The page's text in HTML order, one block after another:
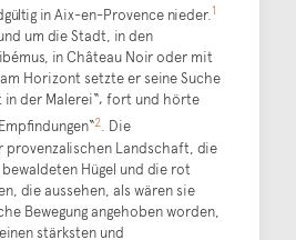
in Aix-en-Provence nieder.1
um die Stadt, in den
in Château Noir oder mit
Horizont setzte er seine Suche
der Malerei“‚ fort und hörte
2. Die
provenzalischen Landschaft, die
Hügel und die rot
die aussehen, als wären sie
Bewegung angehoben worden,
stärksten und